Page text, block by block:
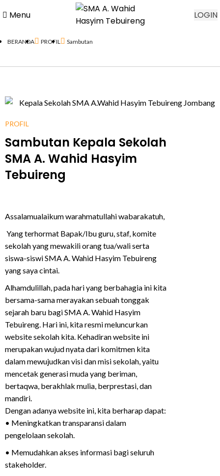
Menu LOGIN
BERANDA PROFIL Sambutan
PROFIL
Sambutan Kepala Sekolah
SMA A. Wahid Hasyim
Tebuireng
Assalamualaikum warahmatullahi wabarakatuh,
Yang terhormat Bapak/Ibu guru, staf, komite
sekolah yang mewakili orang tua/wali serta
siswa-siswi SMA A. Wahid Hasyim Tebuireng
yang saya cintai.
Alhamdulillah, pada hari yang berbahagia ini kita
bersama-sama merayakan sebuah tonggak
sejarah baru bagi SMA A. Wahid Hasyim
Tebuireng. Hari ini, kita resmi meluncurkan
website sekolah kita. Kehadiran website ini
merupakan wujud nyata dari komitmen kita
dalam mewujudkan visi dan misi sekolah, yaitu
mencetak generasi muda yang beriman,
bertaqwa, berakhlak mulia, berprestasi, dan
mandiri.
Dengan adanya website ini, kita berharap dapat:
• Meningkatkan transparansi dalam
pengelolaan sekolah.
• Memudahkan akses informasi bagi seluruh
stakeholder.